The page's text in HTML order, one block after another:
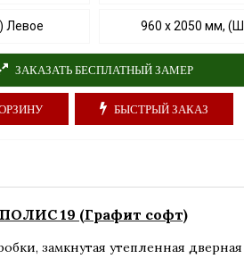
Левое 960 х 2050 мм,
ЗАКАЗАТЬ БЕСПЛАТНЫЙ ЗАМЕР
БЫСТРЫЙ ЗАКАЗ
19 (Графит софт)
, замкнутая утепленная